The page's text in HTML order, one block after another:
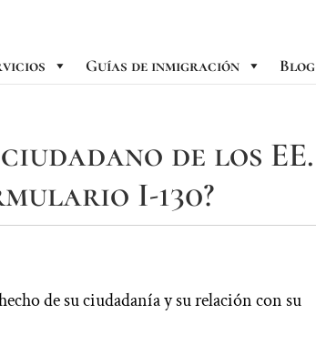
Guías de inmigración Blog
de los EE.
I-130?
de su ciudadanía y su relación con su